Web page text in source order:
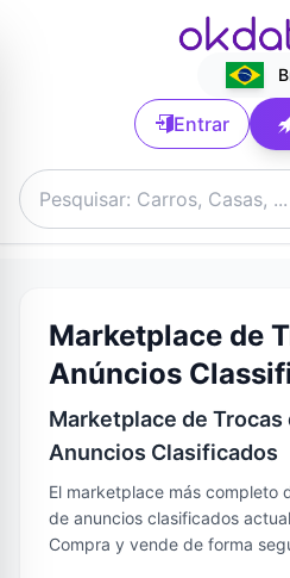
Entrar
Marketplace de
Anúncios
Marketplace de Trocas
Anuncios Clasificados
El marketplace más completo
de anuncios clasificados
Compra y vende de forma